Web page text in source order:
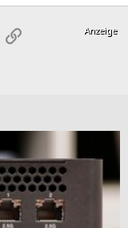
Link